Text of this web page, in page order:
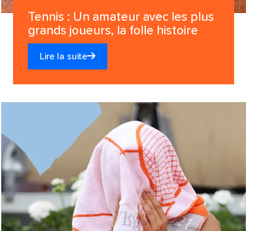
Tennis : Un amateur avec les plus
grands joueurs, la folle histoire
Lire la suite